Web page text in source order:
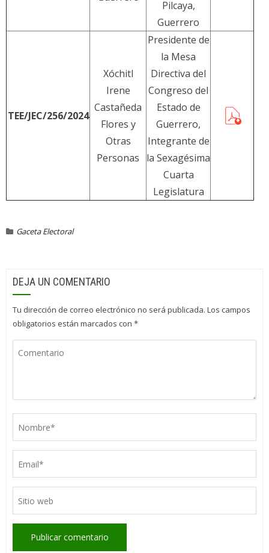
Pilcaya,
Guerrero
TEE/JEC/256/2024
Xóchitl
Irene
Castañeda
Flores y
Otras
Personas
Presidente de
la Mesa
Directiva del
Congreso del
Estado de
Guerrero,
Integrante de
la Sexagésima
Cuarta
Legislatura
Gaceta Electoral
DEJA UN COMENTARIO
Tu dirección de correo electrónico no será publicada. Los campos
obligatorios están marcados con *